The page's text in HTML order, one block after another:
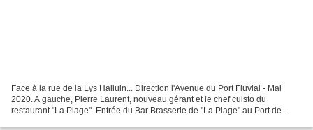
Face à la rue de la Lys Halluin... Direction l'Avenue du Port Fluvial - Mai
2020. A gauche, Pierre Laurent, nouveau gérant et le chef cuisto du
restaurant "La Plage". Entrée du Bar Brasserie de "La Plage" au Port de